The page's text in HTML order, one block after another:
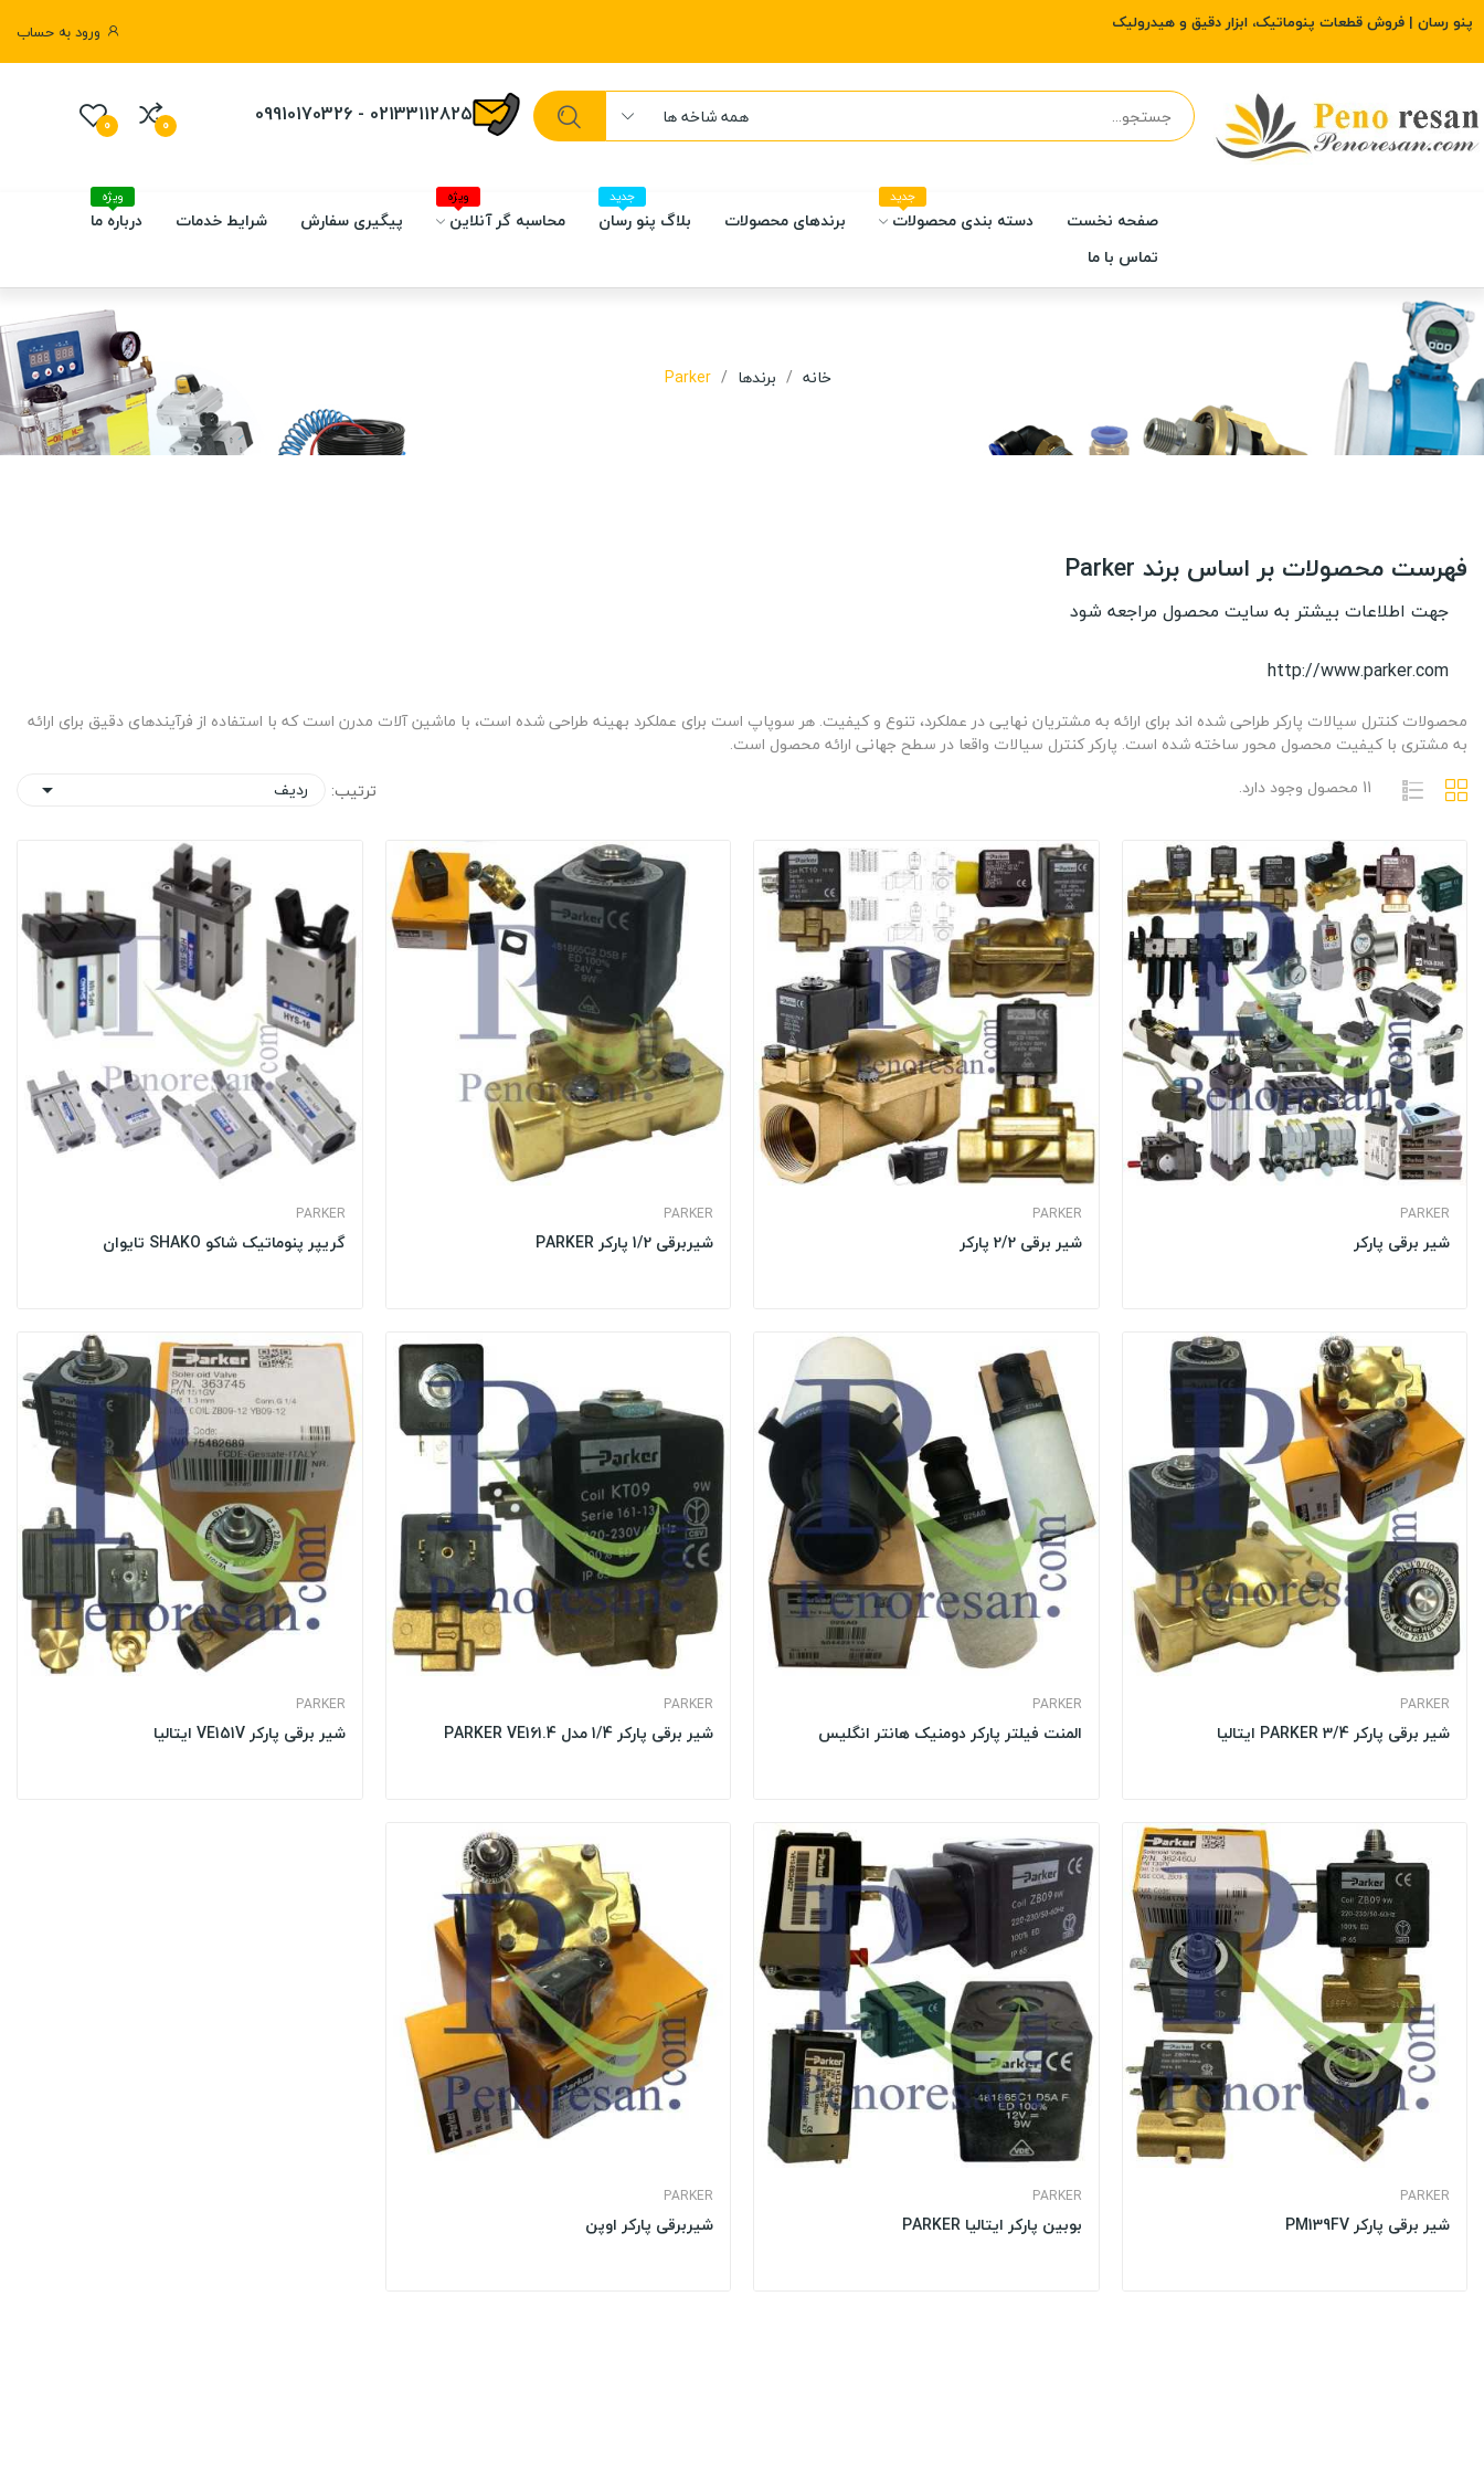
پنو رسان | فروش قطعات پنوماتیک، ابزار دقیق و هیدرولیک ورود به حساب
همه شاخه ها 02133112825 - 09910170326
0
0
صفحه نخست دسته بندی محصولات
جدید
برندهای محصولات بلاگ پنو رسان
جدید
محاسبه گر آنلاین
ویژه
پیگیری سفارش شرایط خدمات درباره ما
ویژه
تماس با ما
خانه برندها Parker
فهرست محصولات بر اساس برند Parker
جهت اطلاعات بیشتر به سایت محصول مراجعه شود
http://www.parker.com
محصولات کنترل سیالات پارکر طراحی شده اند برای ارائه به مشتریان نهایی در عملکرد، تنوع و کیفیت. هر سوپاپ است برای عملکرد بهینه طراحی شده است، با ماشین آلات مدرن است که با استفاده از فرآیندهای دقیق برای ارائه
به مشتری با کیفیت محصول محور ساخته شده است. پارکر کنترل سیالات واقعا در سطح جهانی ارائه محصول است.
11 محصول وجود دارد.
ترتیب: ردیف 
PARKER
شیر برقی پارکر
PARKER
شیر برقی 2/2 پارکر
PARKER
شیربرقی 1/2 پارکر PARKER
PARKER
گریپر پنوماتیک شاکو SHAKO تایوان
PARKER
شیر برقی پارکر 3/4 PARKER ایتالیا
PARKER
المنت فیلتر پارکر دومنیک هانتر انگلیس
PARKER
شیر برقی پارکر 1/4 مدل PARKER VE161.4
PARKER
شیر برقی پارکر VE151V ایتالیا
PARKER
شیر برقی پارکر PM139FV
PARKER
بوبین پارکر ایتالیا PARKER
PARKER
شیربرقی پارکر اوپن